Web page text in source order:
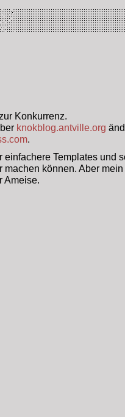
Konkurrenz.
knokblog.antville.org
.
einfachere Templates und
können. Aber mein
Ameise.